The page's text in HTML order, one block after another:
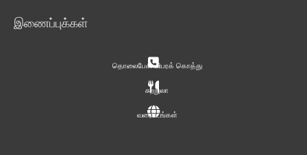
இணைப்புக்கள்
தொலைபேசி விபரக் கொத்து
சுற்றுலா
வரைபடங்கள்